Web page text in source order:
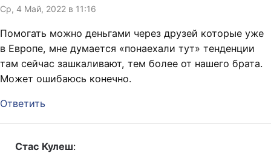
Ср, 4 Май, 2022 в 11:16
Помогать можно деньгами через друзей которые уже
в Европе, мне думается «понаехали тут» тенденции
там сейчас зашкаливают, тем более от нашего брата.
Может ошибаюсь конечно.
Ответить
Стас Кулеш: